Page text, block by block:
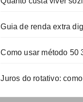
Guia de renda extra
Como usar método 50
Juros do rotativo: